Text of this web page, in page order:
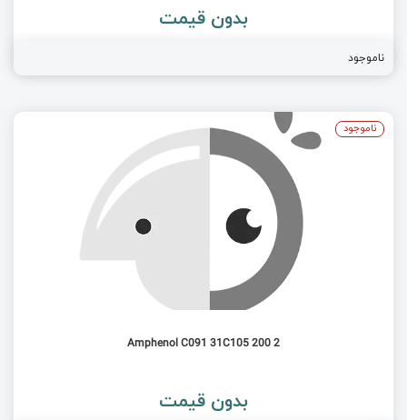
بدون قیمت
ناموجود
Amphenol C091 31C105 200 2
بدون قیمت
ناموجود